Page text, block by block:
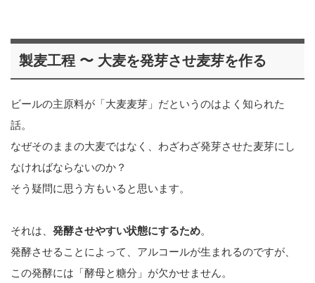
製麦工程 〜 大麦を発芽させ麦芽を作る
ビールの主原料が「大麦麦芽」だというのはよく知られた
話。
なぜそのままの大麦ではなく、わざわざ発芽させた麦芽にし
なければならないのか？
そう疑問に思う方もいると思います。
それは、 発酵させやすい状態にするため。
発酵させることによって、アルコールが生まれるのですが、
この発酵には「酵母と糖分」が欠かせません。